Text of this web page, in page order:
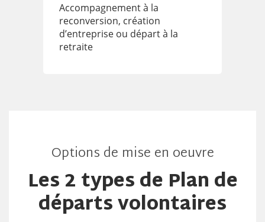
Accompagnement à la
reconversion, création
d’entreprise ou départ à la
retraite
Options de mise en oeuvre
Les 2 types de Plan de
départs volontaires